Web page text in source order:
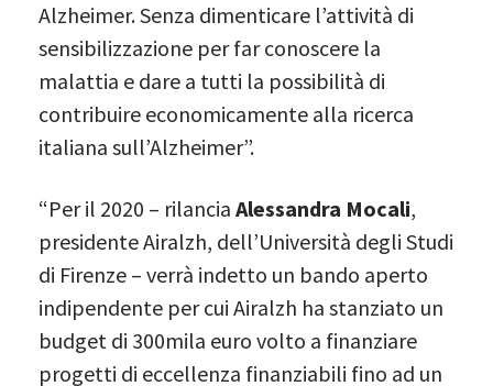
Alzheimer. Senza dimenticare l’attività di
sensibilizzazione per far conoscere la
malattia e dare a tutti la possibilità di
contribuire economicamente alla ricerca
italiana sull’Alzheimer”.
“Per il 2020 – rilancia Alessandra Mocali,
presidente Airalzh, dell’Università degli Studi
di Firenze – verrà indetto un bando aperto
indipendente per cui Airalzh ha stanziato un
budget di 300mila euro volto a finanziare
progetti di eccellenza finanziabili fino ad un